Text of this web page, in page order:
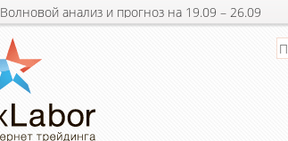
Волновой анализ и прогноз на 19.09 – 26.09